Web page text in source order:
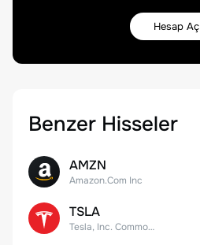
Hesap Aç
Benzer Hisseler
AMZN
Amazon.Com Inc
TSLA
Tesla, Inc. Common Stock